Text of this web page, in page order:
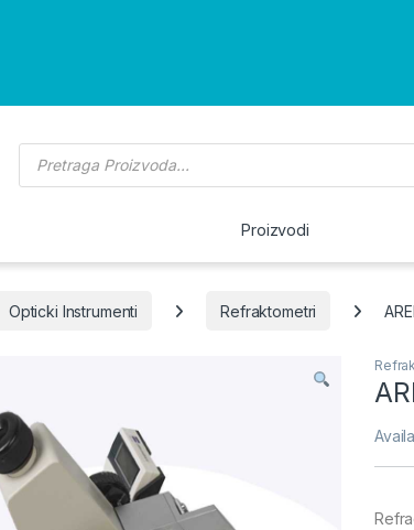
Products search
Proizvodi
Opticki Instrumenti Refraktometri